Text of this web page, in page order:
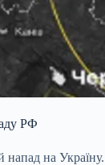
РФ
напад на